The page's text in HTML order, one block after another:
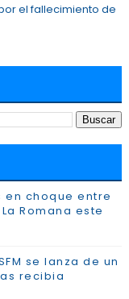
el fallecimiento de
en choque entre
Romana este
se lanza de un
recibia